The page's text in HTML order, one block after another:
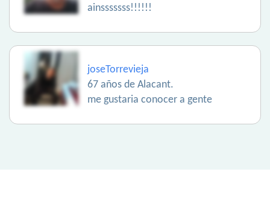
ainsssssss!!!!!!
joseTorrevieja
67 años de Alacant.
me gustaria conocer a gente